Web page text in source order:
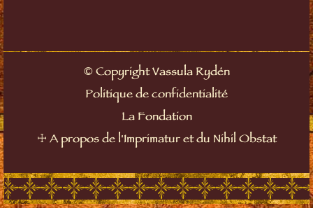
©Copyright Vassula Rydén
Politique de confidentialité
La Fondation
☩ A propos de l'Imprimatur et du Nihil Obstat